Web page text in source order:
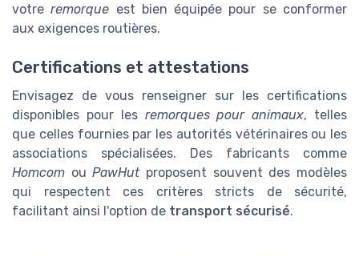
votreremorque est bien équipée pour se conformer
aux exigences routières.
Certifications et attestations
Envisagez de vous renseigner sur les certifications
disponibles pour les remorques pour animaux, telles
que celles fournies par les autorités vétérinaires ou les
associations spécialisées. Des fabricants comme
Homcom ouPawHutproposent souvent des modèles
qui respectent ces critères stricts de sécurité,
facilitant ainsi l'option de transport sécurisé.